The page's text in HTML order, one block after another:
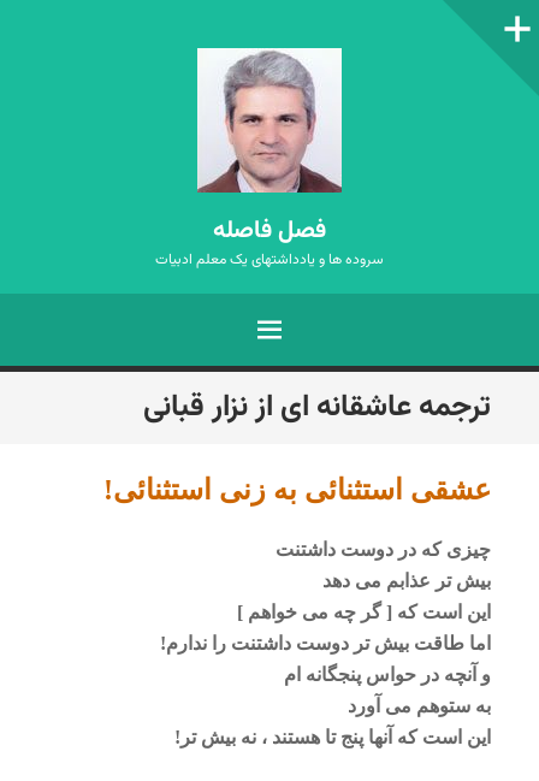
ستون‌کناری
فصل فاصله
سروده ها و یادداشتهای یک معلم ادبیات
فهرست
رفتن
به
ترجمه عاشقانه ای از نزار قبانی
عشقی استثنائی به زنی استثنائی!
چیزی که در دوست داشتنت
بیش تر عذابم می دهد
این است که [ گر چه می خواهم ]
اما طاقت بیش تر دوست داشتنت را ندارم!
و آنچه در حواس پنجگانه ام
به ستوهم می آورد
این است که آنها پنج تا هستند ، نه بیش تر!